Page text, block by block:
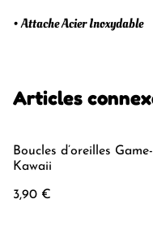
• Attache Acier Inoxydable
Articles
Boucles d’oreilles
Kawaii
3,90 €